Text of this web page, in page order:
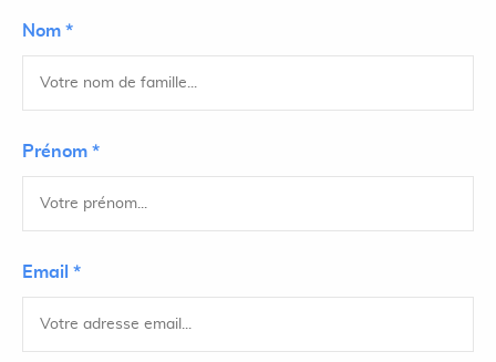
Nom *
Prénom *
Email *